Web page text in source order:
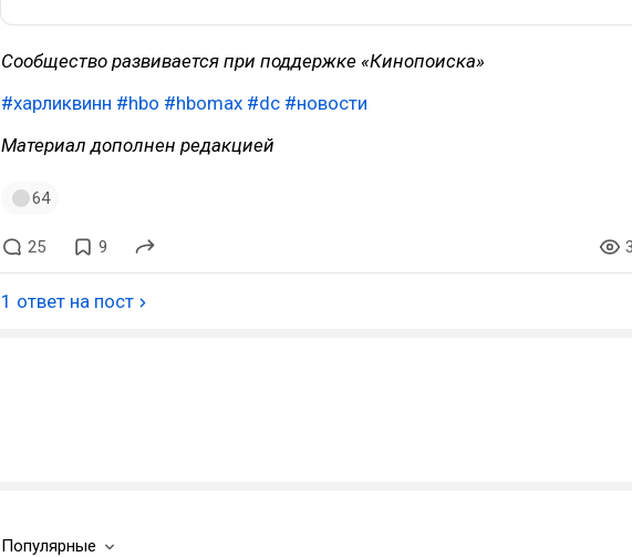
Сообщество развивается при поддержке «Кинопоиска»
#харликвинн #hbo #hbomax #dc #новости
Материал дополнен редакцией
64
25 9
1 ответ на пост
Популярные